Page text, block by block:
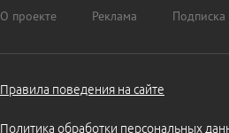
О проекте Реклама Подписка
Правила поведения на сайте
Политика обработки персональных